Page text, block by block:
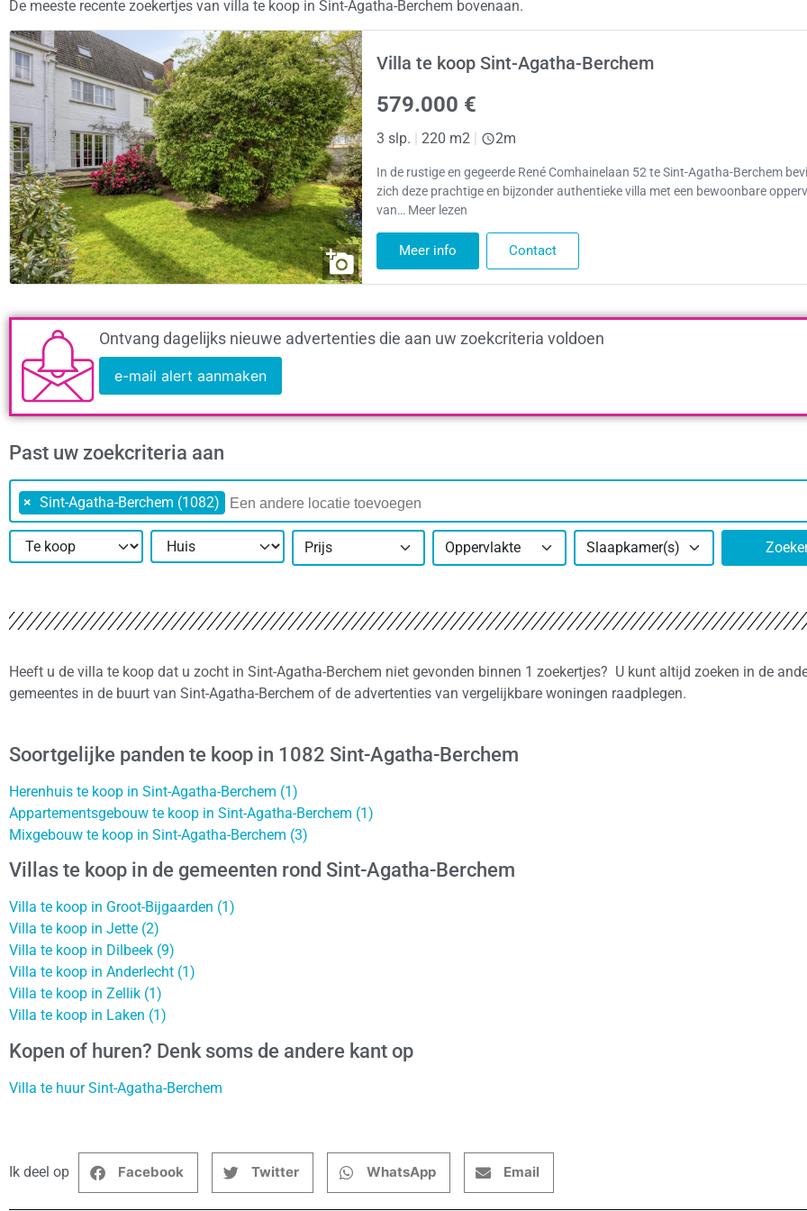
De meeste recente zoekertjes van villa te koop in Sint-Agatha-Berchem bovenaan.
Villa te koop Sint-Agatha-Berchem
579.000 €
3 slp. 220 m2 2m
In de rustige en gegeerde René Comhainelaan 52 te Sint-Agatha-Berchem
zich deze prachtige en bijzonder authentieke villa met een bewoonbare
van… Meer lezen
Meer info Contact
Ontvang dagelijks nieuwe advertenties die aan uw zoekcriteria voldoen
e-mail alert aanmaken
Past uw zoekcriteria aan
× Sint-Agatha-Berchem (1082)
Prijs Oppervlakte Slaapkamer(s)
Heeft u de villa te koop dat u zocht in Sint-Agatha-Berchem niet gevonden binnen 1 zoekertjes? U kunt altijd zoeken in de
gemeentes in de buurt van Sint-Agatha-Berchem of de advertenties van vergelijkbare woningen raadplegen.
Soortgelijke panden te koop in 1082 Sint-Agatha-Berchem
Herenhuis te koop in Sint-Agatha-Berchem (1)
Appartementsgebouw te koop in Sint-Agatha-Berchem (1)
Mixgebouw te koop in Sint-Agatha-Berchem (3)
Villas te koop in de gemeenten rond Sint-Agatha-Berchem
Villa te koop in Groot-Bijgaarden (1)
Villa te koop in Jette (2)
Villa te koop in Dilbeek (9)
Villa te koop in Anderlecht (1)
Villa te koop in Zellik (1)
Villa te koop in Laken (1)
Kopen of huren? Denk soms de andere kant op
Villa te huur Sint-Agatha-Berchem
Ik deel op Facebook Twitter WhatsApp Email